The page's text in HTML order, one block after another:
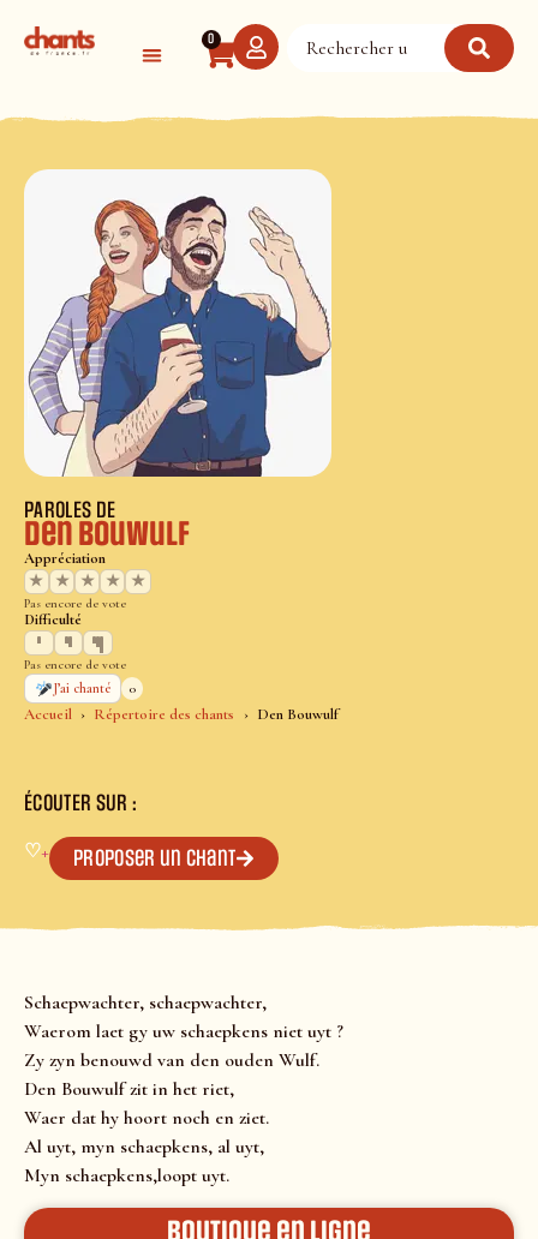
0
Accueil Répertoire des chants Den Bouwulf
PAROLES DE
Den Bouwulf
Appréciation
★
★ ★ ★ ★
Pas encore de vote
Difficulté
Pas encore de vote
J’ai chanté
0
ÉCOUTER SUR :
♡+ Proposer un chant
Schaepwachter, schaepwachter,
Waerom laet gy uw schaepkens niet uyt ?
Zy zyn benouwd van den ouden Wulf.
Den Bouwulf zit in het riet,
Waer dat hy hoort noch en ziet.
Al uyt, myn schaepkens, al uyt,
Myn schaepkens,loopt uyt.
Boutique en ligne